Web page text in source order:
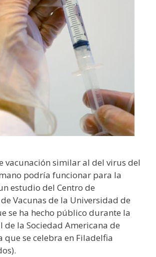
vacunación similar al del virus del
podría funcionar para la
estudio del Centro de
Vacunas de la Universidad de
se ha hecho público durante la
de la Sociedad Americana de
se celebra en Filadelfia